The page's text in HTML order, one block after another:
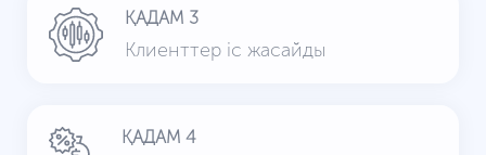
ҚАДАМ 3
Клиенттер іс жасайды
ҚАДАМ 4